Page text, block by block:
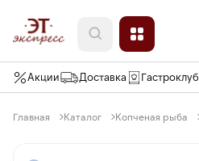
Акции Доставка Гастроклуб
Главная Каталог Копченая рыба